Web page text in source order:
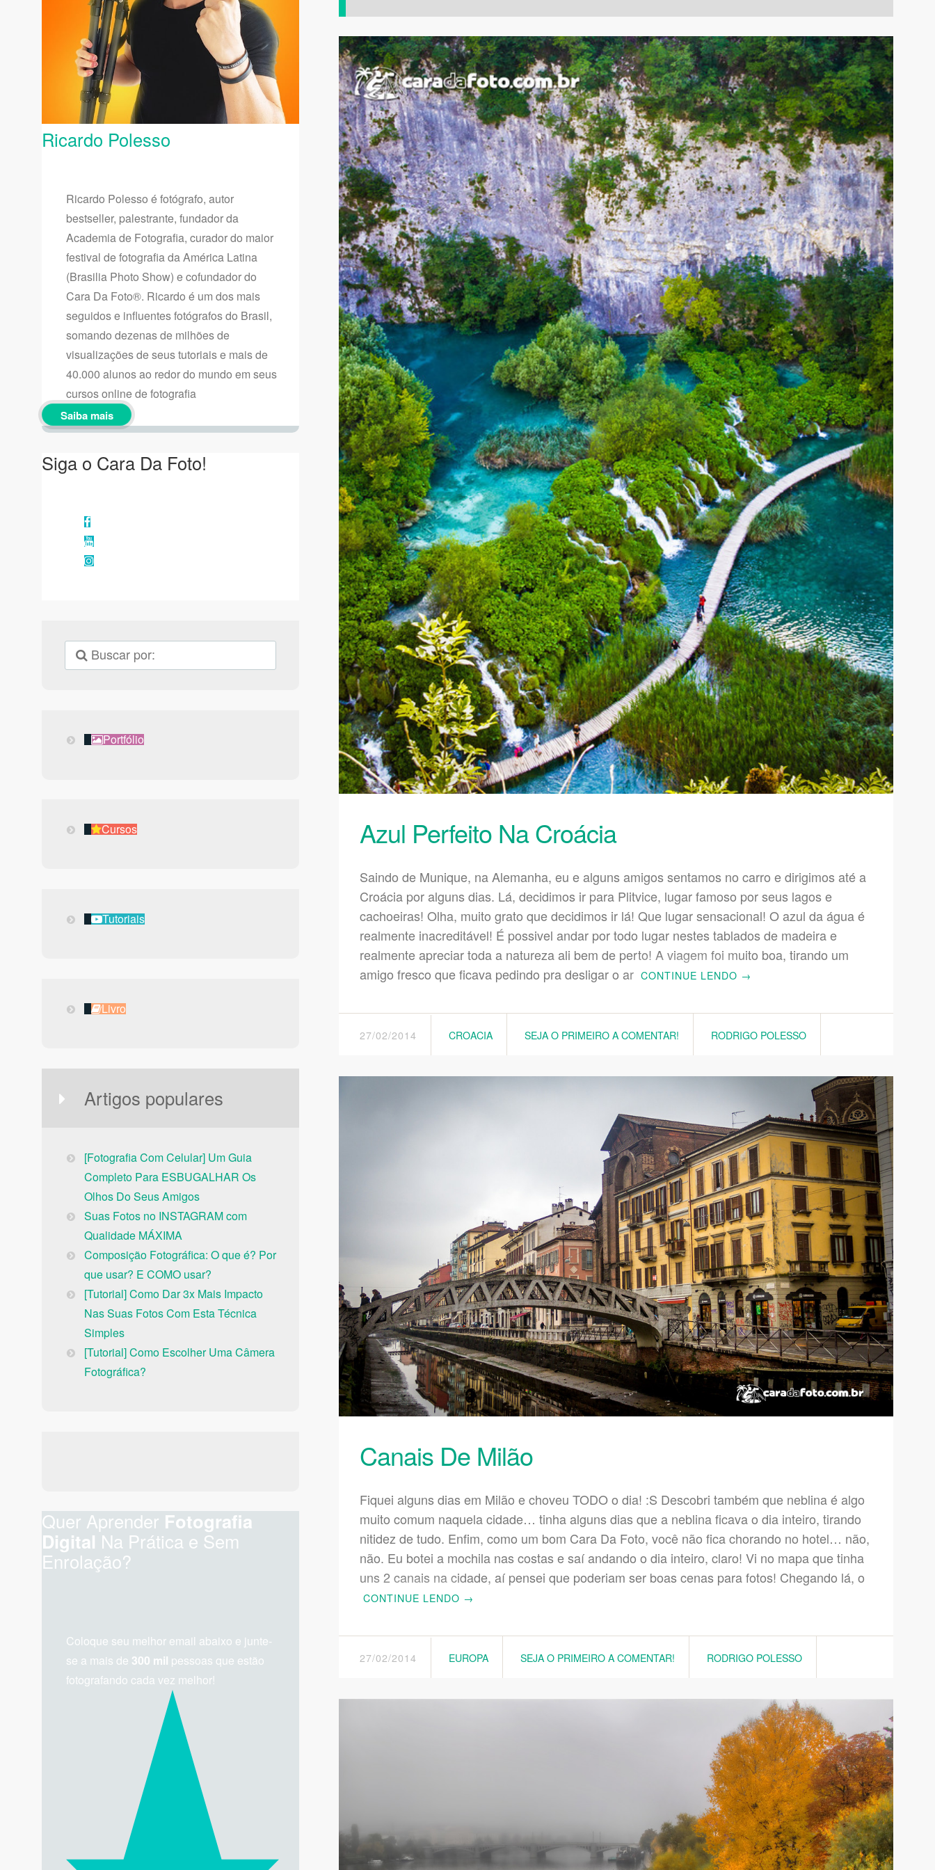
Azul Perfeito Na Croácia
Saindo de Munique, na Alemanha, eu e alguns amigos sentamos no carro e dirigimos até a
Croácia por alguns dias. Lá, decidimos ir para Plitvice, lugar famoso por seus lagos e
cachoeiras! Olha, muito grato que decidimos ir lá! Que lugar sensacional! O azul da água é
realmente inacreditável! É possivel andar por todo lugar nestes tablados de madeira e
realmente apreciar toda a natureza ali bem de perto! A viagem foi muito boa, tirando um
amigo fresco que ficava pedindo pra desligar o ar CONTINUE LENDO →
27/02/2014 CROACIA SEJA O PRIMEIRO A COMENTAR! RODRIGO POLESSO
Canais De Milão
Fiquei alguns dias em Milão e choveu TODO o dia! :S Descobri também que neblina é algo
muito comum naquela cidade… tinha alguns dias que a neblina ficava o dia inteiro, tirando
nitidez de tudo. Enfim, como um bom Cara Da Foto, você não fica chorando no hotel… não,
não. Eu botei a mochila nas costas e saí andando o dia inteiro, claro! Vi no mapa que tinha
uns 2 canais na cidade, aí pensei que poderiam ser boas cenas para fotos! Chegando lá, o
CONTINUE LENDO →
27/02/2014 EUROPA SEJA O PRIMEIRO A COMENTAR! RODRIGO POLESSO
Ricardo Polesso
Ricardo Polesso é fotógrafo, autor
bestseller, palestrante, fundador da
Academia de Fotografia, curador do maior
festival de fotografia da América Latina
(Brasilia Photo Show) e cofundador do
Cara Da Foto®. Ricardo é um dos mais
seguidos e influentes fotógrafos do Brasil,
somando dezenas de milhões de
visualizações de seus tutoriais e mais de
40.000 alunos ao redor do mundo em seus
cursos online de fotografia
Saiba mais
Siga o Cara Da Foto!
Facebook
YouTube
Instagram
PortfólioPortfólio
CursosCursos
TutoriaisTutoriais
LivroLivro
Artigos populares
[Fotografia Com Celular] Um Guia
Completo Para ESBUGALHAR Os
Olhos Do Seus Amigos
Suas Fotos no INSTAGRAM com
Qualidade MÁXIMA
Composição Fotográfica: O que é? Por
que usar? E COMO usar?
[Tutorial] Como Dar 3x Mais Impacto
Nas Suas Fotos Com Esta Técnica
Simples
[Tutorial] Como Escolher Uma Câmera
Fotográfica?
Quer Aprender Fotografia
Digital Na Prática e Sem
Enrolação?
Coloque seu melhor email abaixo e junte-
se a mais de 300 mil pessoas que estão
fotografando cada vez melhor!